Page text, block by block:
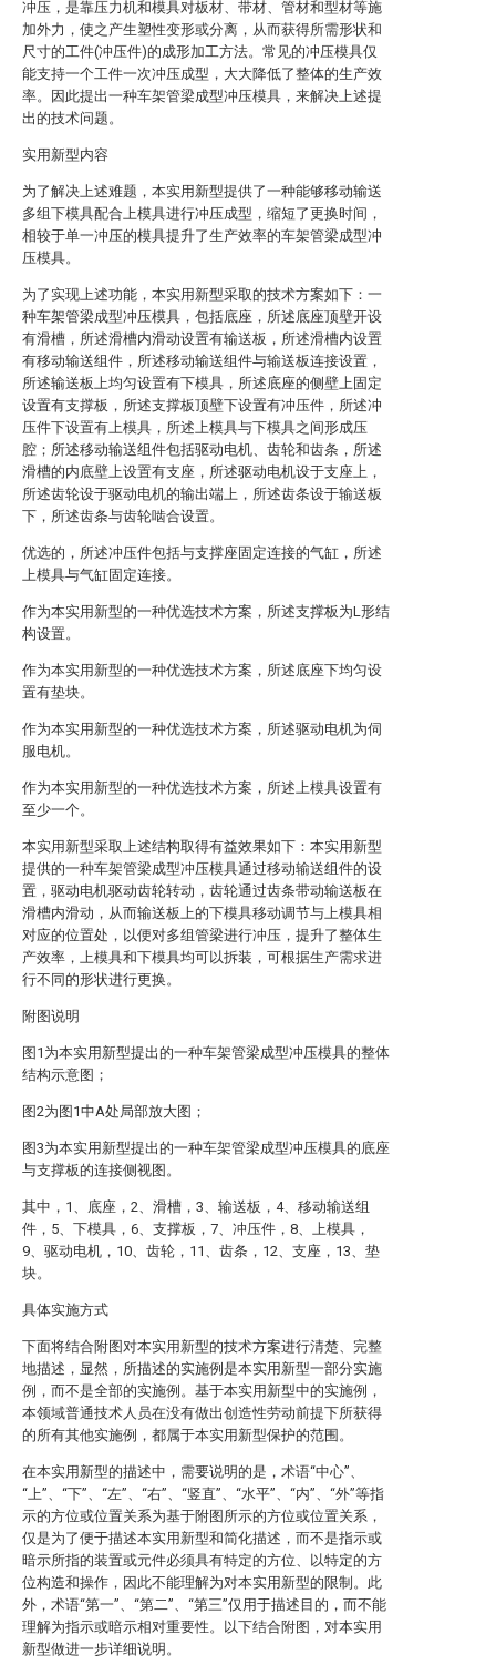
冲压，是靠压力机和模具对板材、带材、管材和型材等施
加外力，使之产生塑性变形或分离，从而获得所需形状和
尺寸的工件(冲压件)的成形加工方法。常见的冲压模具仅
能支持一个工件一次冲压成型，大大降低了整体的生产效
率。因此提出一种车架管梁成型冲压模具，来解决上述提
出的技术问题。
实用新型内容
为了解决上述难题，本实用新型提供了一种能够移动输送
多组下模具配合上模具进行冲压成型，缩短了更换时间，
相较于单一冲压的模具提升了生产效率的车架管梁成型冲
压模具。
为了实现上述功能，本实用新型采取的技术方案如下：一
种车架管梁成型冲压模具，包括底座，所述底座顶壁开设
有滑槽，所述滑槽内滑动设置有输送板，所述滑槽内设置
有移动输送组件，所述移动输送组件与输送板连接设置，
所述输送板上均匀设置有下模具，所述底座的侧壁上固定
设置有支撑板，所述支撑板顶壁下设置有冲压件，所述冲
压件下设置有上模具，所述上模具与下模具之间形成压
腔；所述移动输送组件包括驱动电机、齿轮和齿条，所述
滑槽的内底壁上设置有支座，所述驱动电机设于支座上，
所述齿轮设于驱动电机的输出端上，所述齿条设于输送板
下，所述齿条与齿轮啮合设置。
优选的，所述冲压件包括与支撑座固定连接的气缸，所述
上模具与气缸固定连接。
作为本实用新型的一种优选技术方案，所述支撑板为L形结
构设置。
作为本实用新型的一种优选技术方案，所述底座下均匀设
置有垫块。
作为本实用新型的一种优选技术方案，所述驱动电机为伺
服电机。
作为本实用新型的一种优选技术方案，所述上模具设置有
至少一个。
本实用新型采取上述结构取得有益效果如下：本实用新型
提供的一种车架管梁成型冲压模具通过移动输送组件的设
置，驱动电机驱动齿轮转动，齿轮通过齿条带动输送板在
滑槽内滑动，从而输送板上的下模具移动调节与上模具相
对应的位置处，以便对多组管梁进行冲压，提升了整体生
产效率，上模具和下模具均可以拆装，可根据生产需求进
行不同的形状进行更换。
附图说明
图1为本实用新型提出的一种车架管梁成型冲压模具的整体
结构示意图；
图2为图1中A处局部放大图；
图3为本实用新型提出的一种车架管梁成型冲压模具的底座
与支撑板的连接侧视图。
其中，1、底座，2、滑槽，3、输送板，4、移动输送组
件，5、下模具，6、支撑板，7、冲压件，8、上模具，
9、驱动电机，10、齿轮，11、齿条，12、支座，13、垫
块。
具体实施方式
下面将结合附图对本实用新型的技术方案进行清楚、完整
地描述，显然，所描述的实施例是本实用新型一部分实施
例，而不是全部的实施例。基于本实用新型中的实施例，
本领域普通技术人员在没有做出创造性劳动前提下所获得
的所有其他实施例，都属于本实用新型保护的范围。
在本实用新型的描述中，需要说明的是，术语“中心”、
“上”、“下”、“左”、“右”、“竖直”、“水平”、“内”、“外”等指
示的方位或位置关系为基于附图所示的方位或位置关系，
仅是为了便于描述本实用新型和简化描述，而不是指示或
暗示所指的装置或元件必须具有特定的方位、以特定的方
位构造和操作，因此不能理解为对本实用新型的限制。此
外，术语“第一”、“第二”、“第三”仅用于描述目的，而不能
理解为指示或暗示相对重要性。以下结合附图，对本实用
新型做进一步详细说明。